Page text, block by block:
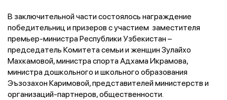
В заключительной части состоялось награждение
победительниц и призеров с участием заместителя
премьер-министра Республики Узбекистан –
председатель Комитета семьи и женщин Зулайхо
Махкамовой, министра спорта Адхама Икрамова,
министра дошкольного и школьного образования
Эъзозахон Каримовой, представителей министерств и
организаций-партнеров, общественности.